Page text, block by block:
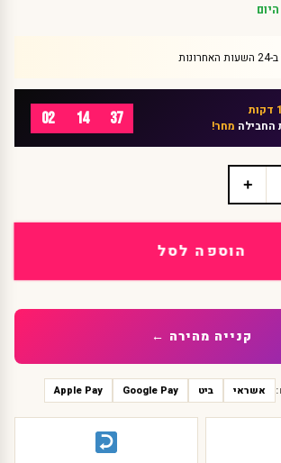
החבילה מחר! 02 14 37
+
הוספה לסל
קנייה מהירה ←
אשראי ביט Google Pay
Apple Pay